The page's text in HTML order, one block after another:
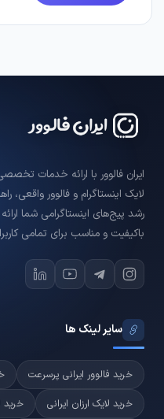
ایران فالوور با ارائه خدمات
لایک اینستاگرام و فالوور واقعی،
رشد پیج‌های اینستاگرامی شما
باکیفیت و مناسب برای تمامی
سایر لینک ها
خرید فالوور ایرانی پرسرعت
خرید لایک ارزان ایرانی
خرید